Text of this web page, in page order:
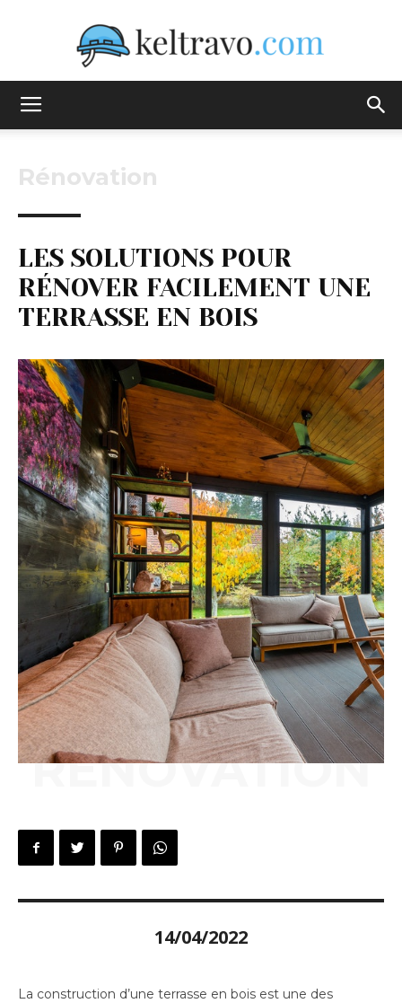
Rénovation
LES SOLUTIONS POUR
RÉNOVER FACILEMENT UNE
TERRASSE EN BOIS
RÉNOVATION
14/04/2022
La construction d’une terrasse en bois est une des